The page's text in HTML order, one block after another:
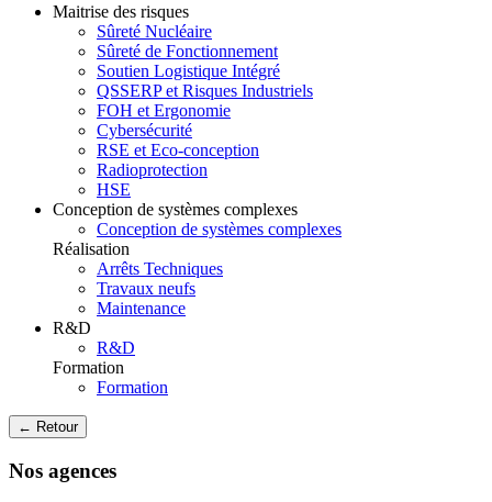
Maitrise des risques
Sûreté Nucléaire
Sûreté de Fonctionnement
Soutien Logistique Intégré
QSSERP et Risques Industriels
FOH et Ergonomie
Cybersécurité
RSE et Eco-conception
Radioprotection
HSE
Conception de systèmes complexes
Conception de systèmes complexes
Réalisation
Arrêts Techniques
Travaux neufs
Maintenance
R&D
R&D
Formation
Formation
← Retour
Nos agences